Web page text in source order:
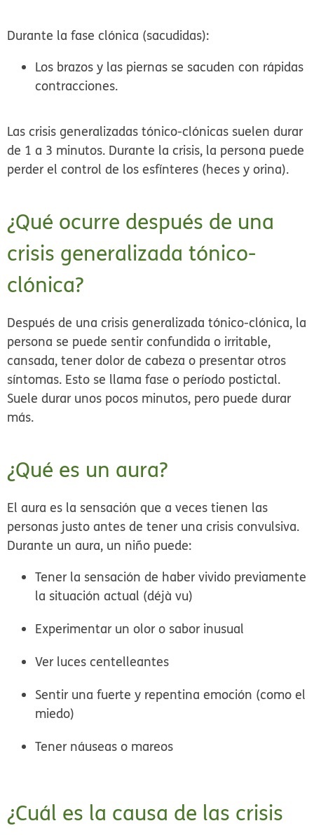
Durante la fase clónica (sacudidas):
Los brazos y las piernas se sacuden con rápidas
contracciones.
Las crisis generalizadas tónico-clónicas suelen durar
de 1 a 3 minutos. Durante la crisis, la persona puede
perder el control de los esfínteres (heces y orina).
¿Qué ocurre después de una
crisis generalizada tónico-
clónica?
Después de una crisis generalizada tónico-clónica, la
persona se puede sentir confundida o irritable,
cansada, tener dolor de cabeza o presentar otros
síntomas. Esto se llama fase o período postictal.
Suele durar unos pocos minutos, pero puede durar
más.
¿Qué es un aura?
El aura es la sensación que a veces tienen las
personas justo antes de tener una crisis convulsiva.
Durante un aura, un niño puede:
Tener la sensación de haber vivido previamente
la situación actual (déjà vu)
Experimentar un olor o sabor inusual
Ver luces centelleantes
Sentir una fuerte y repentina emoción (como el
miedo)
Tener náuseas o mareos
¿Cuál es la causa de las crisis